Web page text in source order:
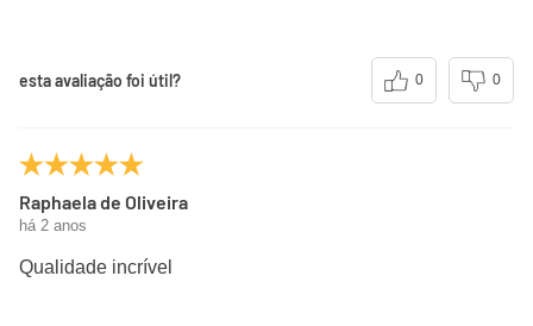
esta avaliação foi útil? 0 0
Raphaela de Oliveira
há 2 anos
Qualidade incrível